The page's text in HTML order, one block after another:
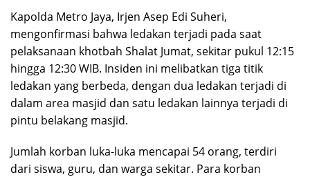
Kapolda Metro Jaya, Irjen Asep Edi Suheri,
mengonfirmasi bahwa ledakan terjadi pada saat
pelaksanaan khotbah Shalat Jumat, sekitar pukul 12:15
hingga 12:30 WIB. Insiden ini melibatkan tiga titik
ledakan yang berbeda, dengan dua ledakan terjadi di
dalam area masjid dan satu ledakan lainnya terjadi di
pintu belakang masjid.
Jumlah korban luka-luka mencapai 54 orang, terdiri
dari siswa, guru, dan warga sekitar. Para korban